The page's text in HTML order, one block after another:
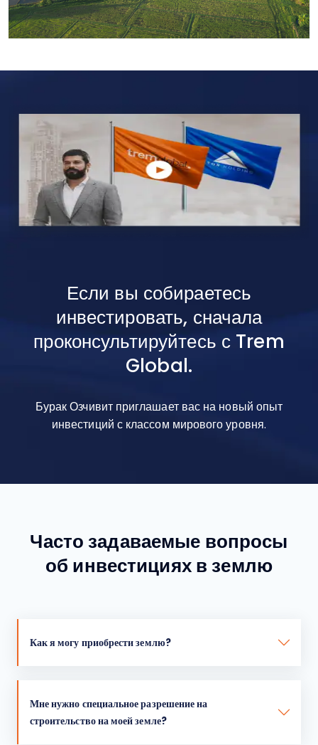
Если вы собираетесь
инвестировать, сначала
проконсультируйтесь с Trem
Global.
Бурак Озчивит приглашает вас на новый опыт
инвестиций с классом мирового уровня.
Часто задаваемые вопросы
об инвестициях в землю
Как я могу приобрести землю?
Мне нужно специальное разрешение на
строительство на моей земле?